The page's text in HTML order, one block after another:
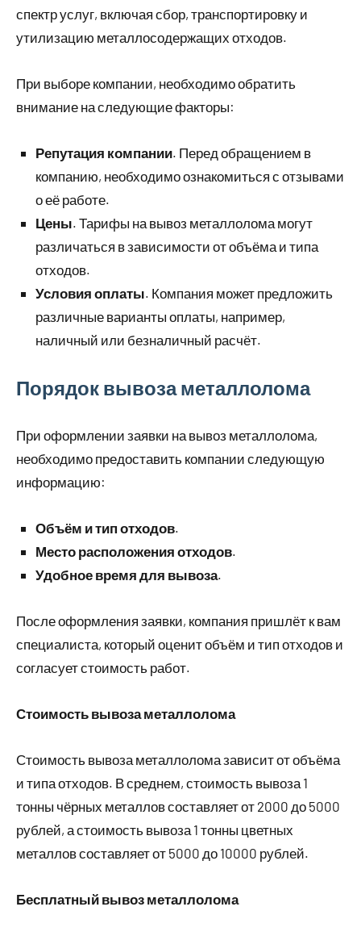
спектр услуг, включая сбор, транспортировку и
утилизацию металлосодержащих отходов.
При выборе компании, необходимо обратить
внимание на следующие факторы:
Репутация компании. Перед обращением в
компанию, необходимо ознакомиться с отзывами
о её работе.
Цены. Тарифы на вывоз металлолома могут
различаться в зависимости от объёма и типа
отходов.
Условия оплаты. Компания может предложить
различные варианты оплаты, например,
наличный или безналичный расчёт.
Порядок вывоза металлолома
При оформлении заявки на вывоз металлолома,
необходимо предоставить компании следующую
информацию:
Объём и тип отходов.
Место расположения отходов.
Удобное время для вывоза.
После оформления заявки, компания пришлёт к вам
специалиста, который оценит объём и тип отходов и
согласует стоимость работ.
Стоимость вывоза металлолома
Стоимость вывоза металлолома зависит от объёма
и типа отходов. В среднем, стоимость вывоза 1
тонны чёрных металлов составляет от 2000 до 5000
рублей, а стоимость вывоза 1 тонны цветных
металлов составляет от 5000 до 10000 рублей.
Бесплатный вывоз металлолома